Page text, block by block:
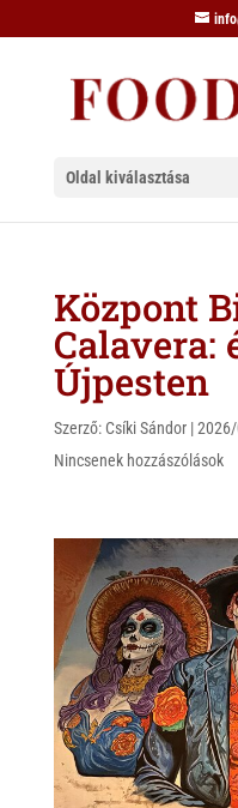
Oldal kiválasztása
Központ
Calavera:
Újpesten
Szerző: Csíki Sándor|
Nincsenek hozzászólások